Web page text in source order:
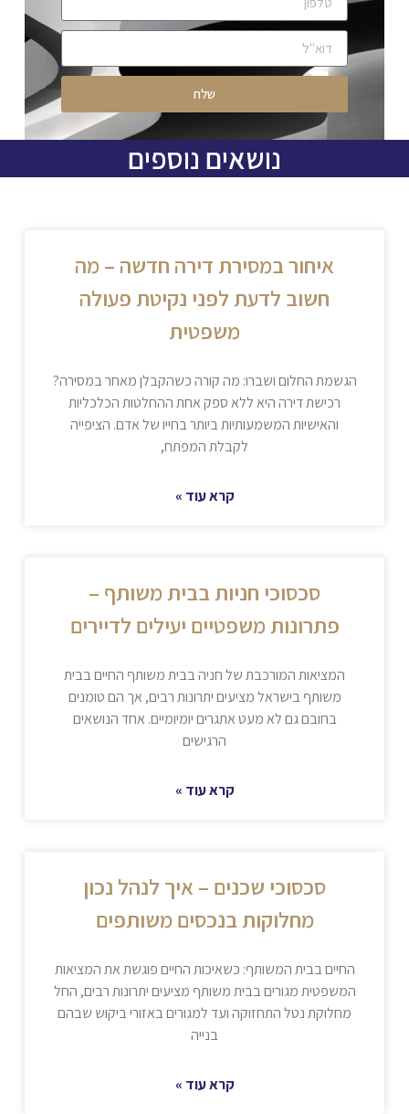
שלח
נושאים נוספים
איחור במסירת דירה חדשה – מה
חשוב לדעת לפני נקיטת פעולה
משפטית
הגשמת החלום ושברו: מה קורה כשהקבלן מאחר במסירה?
רכישת דירה היא ללא ספק אחת ההחלטות הכלכליות
והאישיות המשמעותיות ביותר בחייו של אדם. הציפייה
לקבלת המפתח,
קרא עוד »
סכסוכי חניות בבית משותף –
פתרונות משפטיים יעילים לדיירים
המציאות המורכבת של חניה בבית משותף החיים בבית
משותף בישראל מציעים יתרונות רבים, אך הם טומנים
בחובם גם לא מעט אתגרים יומיומיים. אחד הנושאים
הרגישים
קרא עוד »
סכסוכי שכנים – איך לנהל נכון
מחלוקות בנכסים משותפים
החיים בבית המשותף: כשאיכות החיים פוגשת את המציאות
המשפטית מגורים בבית משותף מציעים יתרונות רבים, החל
מחלוקת נטל התחזוקה ועד למגורים באזורי ביקוש שבהם
בנייה
קרא עוד »